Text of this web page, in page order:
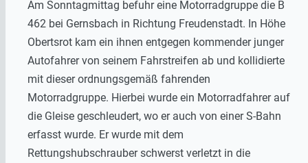
Am Sonntagmittag befuhr eine Motorradgruppe die B
462 bei Gernsbach in Richtung Freudenstadt. In Höhe
Obertsrot kam ein ihnen entgegen kommender junger
Autofahrer von seinem Fahrstreifen ab und kollidierte
mit dieser ordnungsgemäß fahrenden
Motorradgruppe. Hierbei wurde ein Motorradfahrer auf
die Gleise geschleudert, wo er auch von einer S-Bahn
erfasst wurde. Er wurde mit dem
Rettungshubschrauber schwerst verletzt in die